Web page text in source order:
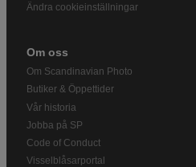
Ändra cookieinställningar
Om oss
Om Scandinavian Photo
Butiker & Öppettider
Vår historia
Jobba på SP
Code of Conduct
Visselblåsarportal